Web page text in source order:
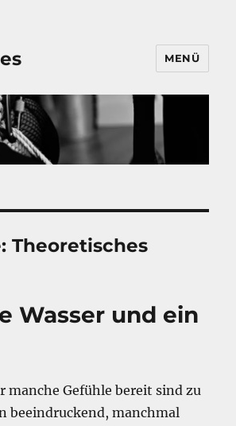
MENÜ
Theoretisches
Wasser und ein
manche Gefühle bereit sind zu
beeindruckend, manchmal